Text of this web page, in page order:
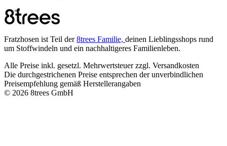
Fratzhosen ist Teil der8trees Familie, deinen Lieblingsshops rund
um Stoffwindeln und ein nachhaltigeres Familienleben.
Alle Preise inkl. gesetzl. Mehrwertsteuer zzgl. Versandkosten
Die durchgestrichenen Preise entsprechen der unverbindlichen
Preisempfehlung gemäß Herstellerangaben
© 2026 8trees GmbH